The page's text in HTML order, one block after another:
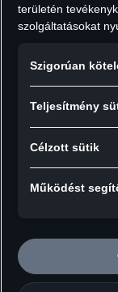
Részletek:
- Automatán
- Alumínium
gumírozott
- Egyenes,
- Fekete
- Tépőzáras
területén
szolgáltatásokat
Szigorúan
Teljesítmény
Célzott sütik
Működést